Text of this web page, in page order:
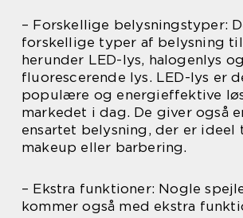
– Forskellige belysningstyper:
forskellige typer af belysning
herunder LED-lys, halogenlys og
fluorescerende lys. LED-lys er
populære og energieffektive
markedet i dag. De giver også
ensartet belysning, der er ideel
makeup eller barbering.
– Ekstra funktioner: Nogle
kommer også med ekstra